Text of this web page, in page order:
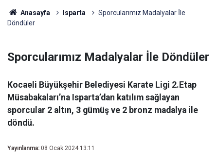
Anasayfa Isparta
Sporcularımız Madalyalar İle
Döndüler
Sporcularımız Madalyalar İle Döndüler
Kocaeli Büyükşehir Belediyesi Karate Ligi 2.Etap
Müsabakaları’na Isparta’dan katılım sağlayan
sporcular 2 altın, 3 gümüş ve 2 bronz madalya ile
döndü.
Yayınlanma: 08 Ocak 2024 13:11